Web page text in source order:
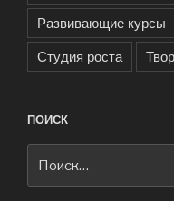
Развивающие курсы
Студия роста
ПОИСК